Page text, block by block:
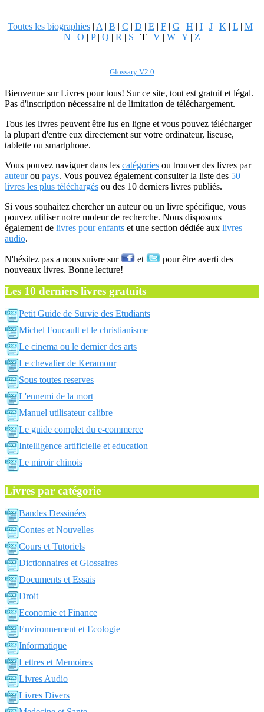
Toutes les biographies| A | B | C | D | E | F| G | H | I| J| K | L| M|
N | O | P| Q | R | S | T | V | W | Y | Z
Glossary V2.0
Bienvenue sur Livres pour tous! Sur ce site, tout est gratuit et légal.
Pas d'inscription nécessaire ni de limitation de téléchargement.
Tous les livres peuvent être lus en ligne et vous pouvez télécharger
la plupart d'entre eux directement sur votre ordinateur, liseuse,
tablette ou smartphone.
Vous pouvez naviguer dans les catégories ou trouver des livres par
auteurou pays. Vous pouvez également consulter la liste des 50
livres les plus téléchargés ou des 10 derniers livres publiés.
Si vous souhaitez chercher un auteur ou un livre spécifique, vous
pouvez utiliser notre moteur de recherche. Nous disposons
également de livres pour enfants et une section dédiée aux livres
audio.
N'hésitez pas a nous suivre sur et
pour être averti des
nouveaux livres. Bonne lecture!
Les 10 derniers livres gratuits
Petit Guide de Survie des Etudiants
Michel Foucault et le christianisme
Le cinema ou le dernier des arts
Le chevalier de Keramour
Sous toutes reserves
L'ennemi de la mort
Manuel utilisateur calibre
Le guide complet du e-commerce
Intelligence artificielle et education
Le miroir chinois
Livres par catégorie
Bandes Dessinées
Contes et Nouvelles
Cours et Tutoriels
Dictionnaires et Glossaires
Documents et Essais
Droit
Economie et Finance
Environnement et Ecologie
Informatique
Lettres et Memoires
Livres Audio
Livres Divers